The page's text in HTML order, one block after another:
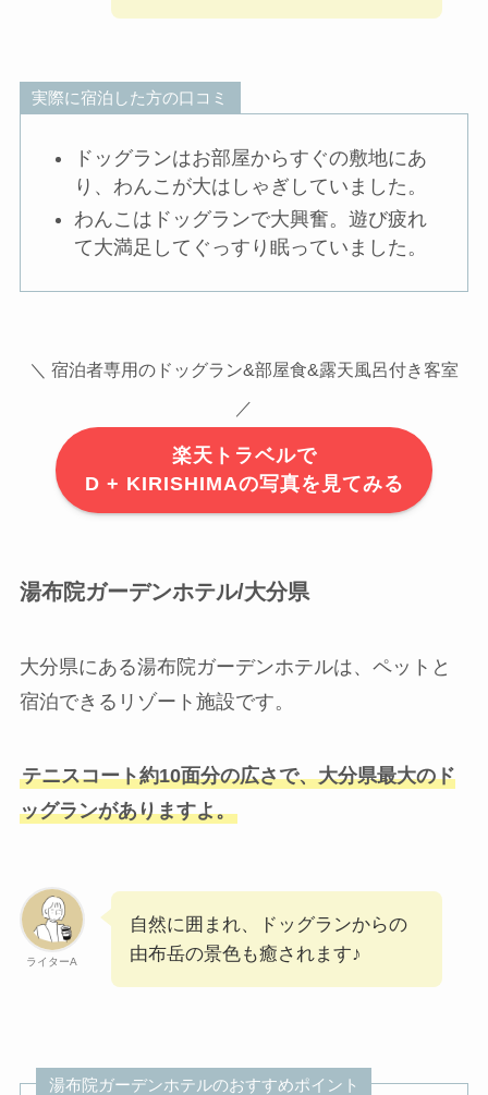
実際に宿泊した方の口コミ
ドッグランはお部屋からすぐの敷地にあ
り、わんこが大はしゃぎしていました。
わんこはドッグランで大興奮。遊び疲れ
て大満足してぐっすり眠っていました。
＼ 宿泊者専用のドッグラン&部屋食&露天風呂付き客室
／
楽天トラベルで
D + KIRISHIMAの写真を見てみる
湯布院ガーデンホテル/大分県
大分県にある湯布院ガーデンホテルは、ペットと
宿泊できるリゾート施設です。
テニスコート約10面分の広さで、大分県最大のド
ッグランがありますよ。
ライターA
自然に囲まれ、ドッグランからの
由布岳の景色も癒されます♪
湯布院ガーデンホテルのおすすめポイント